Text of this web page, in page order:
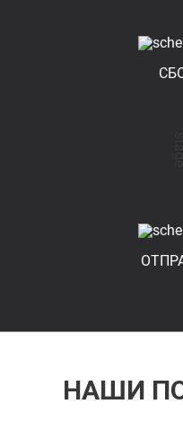
НАШИ